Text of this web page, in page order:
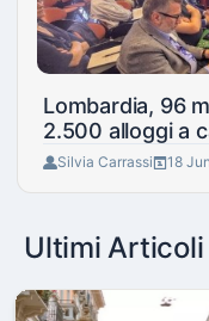
Lombardia, 96
2.500 alloggi a
Silvia Carrassi 18
Ultimi Articoli